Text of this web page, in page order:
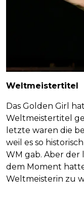
Weltmeistertitel
Das Golden Girl
Weltmeistertitel
letzte waren die
weil es so
WM gab. Aber
dem Moment
Weltmeisterin zu